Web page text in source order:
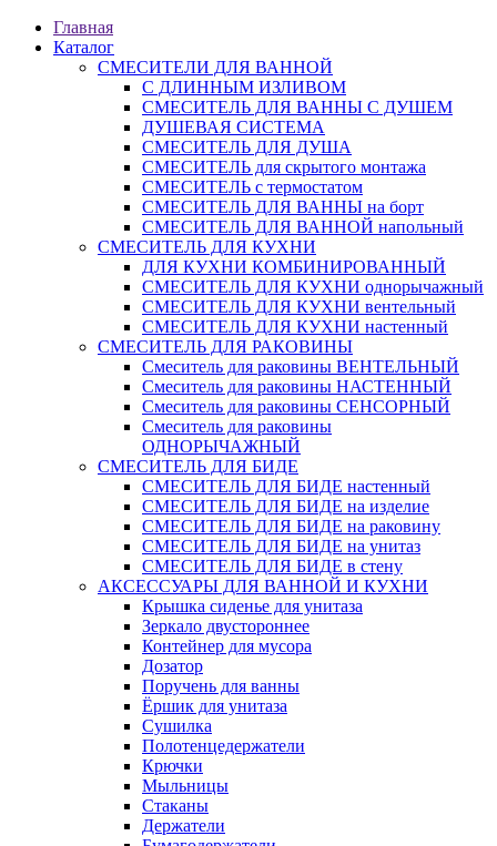
Главная
Каталог
СМЕСИТЕЛИ ДЛЯ ВАННОЙ
С ДЛИННЫМ ИЗЛИВОМ
СМЕСИТЕЛЬ ДЛЯ ВАННЫ С ДУШЕМ
ДУШЕВАЯ СИСТЕМА
СМЕСИТЕЛЬ ДЛЯ ДУША
СМЕСИТЕЛЬ для скрытого монтажа
СМЕСИТЕЛЬ с термостатом
СМЕСИТЕЛЬ ДЛЯ ВАННЫ на борт
СМЕСИТЕЛЬ ДЛЯ ВАННОЙ напольный
СМЕСИТЕЛЬ ДЛЯ КУХНИ
ДЛЯ КУХНИ КОМБИНИРОВАННЫЙ
СМЕСИТЕЛЬ ДЛЯ КУХНИ однорычажный
СМЕСИТЕЛЬ ДЛЯ КУХНИ вентельный
СМЕСИТЕЛЬ ДЛЯ КУХНИ настенный
СМЕСИТЕЛЬ ДЛЯ РАКОВИНЫ
Смеситель для раковины ВЕНТЕЛЬНЫЙ
Смеситель для раковины НАСТЕННЫЙ
Смеситель для раковины СЕНСОРНЫЙ
Смеситель для раковины
ОДНОРЫЧАЖНЫЙ
СМЕСИТЕЛЬ ДЛЯ БИДЕ
СМЕСИТЕЛЬ ДЛЯ БИДЕ настенный
СМЕСИТЕЛЬ ДЛЯ БИДЕ на изделие
СМЕСИТЕЛЬ ДЛЯ БИДЕ на раковину
СМЕСИТЕЛЬ ДЛЯ БИДЕ на унитаз
СМЕСИТЕЛЬ ДЛЯ БИДЕ в стену
АКСЕССУАРЫ ДЛЯ ВАННОЙ И КУХНИ
Крышка сиденье для унитаза
Зеркало двустороннее
Контейнер для мусора
Дозатор
Поручень для ванны
Ёршик для унитаза
Сушилка
Полотенцедержатели
Крючки
Мыльницы
Стаканы
Держатели